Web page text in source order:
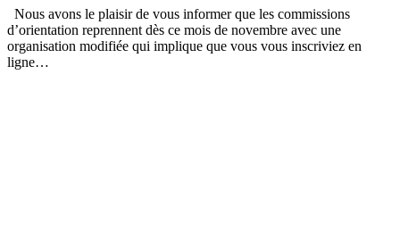
Nous avons le plaisir de vous informer que les commissions
d’orientation reprennent dès ce mois de novembre avec une
organisation modifiée qui implique que vous vous inscriviez en
ligne…